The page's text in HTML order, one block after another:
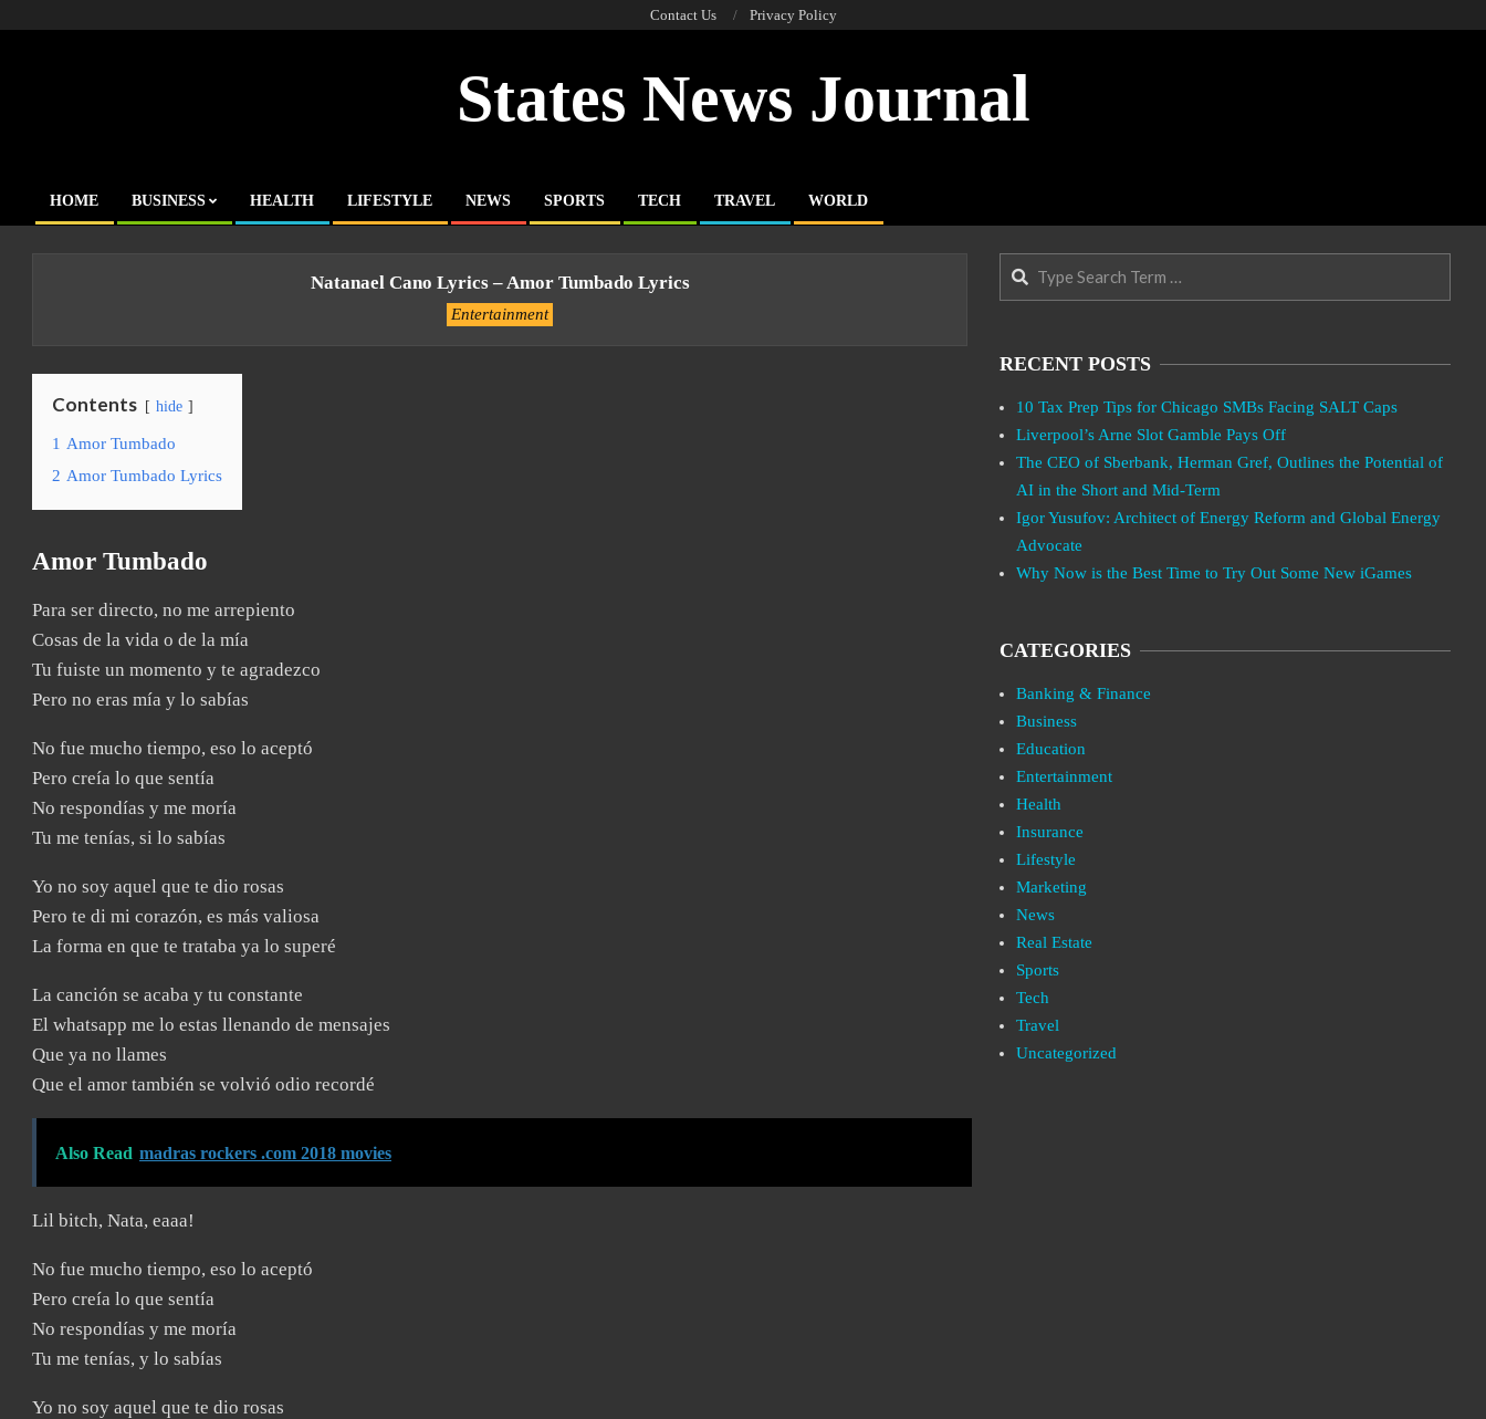
Contact Us Privacy Policy
States News Journal
Primary
HOME BUSINESS HEALTH LIFESTYLE NEWS SPORTS TECH TRAVEL WORLD
Natanael Cano Lyrics – Amor Tumbado Lyrics
Entertainment
Contents hide
1 Amor Tumbado
2 Amor Tumbado Lyrics
Amor Tumbado
Para ser directo, no me arrepiento
Cosas de la vida o de la mía
Tu fuiste un momento y te agradezco
Pero no eras mía y lo sabías
No fue mucho tiempo, eso lo aceptó
Pero creía lo que sentía
No respondías y me moría
Tu me tenías, si lo sabías
Yo no soy aquel que te dio rosas
Pero te di mi corazón, es más valiosa
La forma en que te trataba ya lo superé
La canción se acaba y tu constante
El whatsapp me lo estas llenando de mensajes
Que ya no llames
Que el amor también se volvió odio recordé
Also Read madras rockers .com 2018 movies
Lil bitch, Nata, eaaa!
No fue mucho tiempo, eso lo aceptó
Pero creía lo que sentía
No respondías y me moría
Tu me tenías, y lo sabías
Yo no soy aquel que te dio rosas
Search
RECENT POSTS
10 Tax Prep Tips for Chicago SMBs Facing SALT Caps
Liverpool’s Arne Slot Gamble Pays Off
The CEO of Sberbank, Herman Gref, Outlines the Potential of
AI in the Short and Mid-Term
Igor Yusufov: Architect of Energy Reform and Global Energy
Advocate
Why Now is the Best Time to Try Out Some New iGames
CATEGORIES
Banking & Finance
Business
Education
Entertainment
Health
Insurance
Lifestyle
Marketing
News
Real Estate
Sports
Tech
Travel
Uncategorized